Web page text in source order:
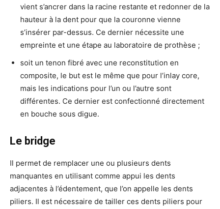
vient s’ancrer dans la racine restante et redonner de la
hauteur à la dent pour que la couronne vienne
s’insérer par-dessus. Ce dernier nécessite une
empreinte et une étape au laboratoire de prothèse ;
soit un tenon fibré avec une reconstitution en
composite, le but est le même que pour l’inlay core,
mais les indications pour l’un ou l’autre sont
différentes. Ce dernier est confectionné directement
en bouche sous digue.
Le bridge
Il permet de remplacer une ou plusieurs dents
manquantes en utilisant comme appui les dents
adjacentes à l’édentement, que l’on appelle les dents
piliers. Il est nécessaire de tailler ces dents piliers pour